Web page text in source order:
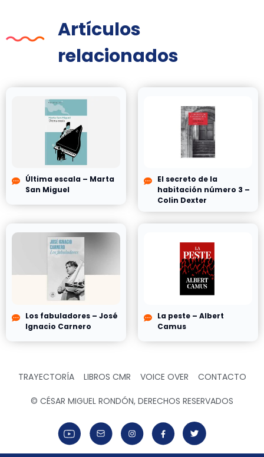
Artículos
relacionados
Última escala – Marta
San Miguel
El secreto de la
habitación número 3 –
Colin Dexter
Los fabuladores – José
Ignacio Carnero
La peste – Albert
Camus
TRAYECTORÍA LIBROS CMR VOICE OVER CONTACTO
© CÉSAR MIGUEL RONDÓN, DERECHOS RESERVADOS